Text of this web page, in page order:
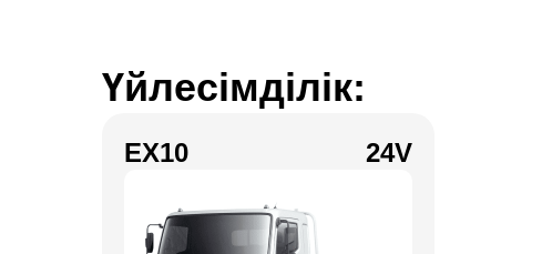
Үйлесімділік:
EX10 24V